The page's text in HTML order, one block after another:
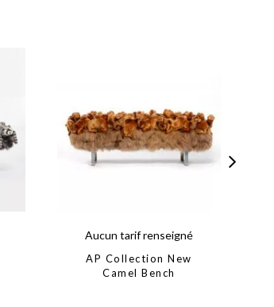
Aucun tarif renseigné
AP Collection New
Camel Bench